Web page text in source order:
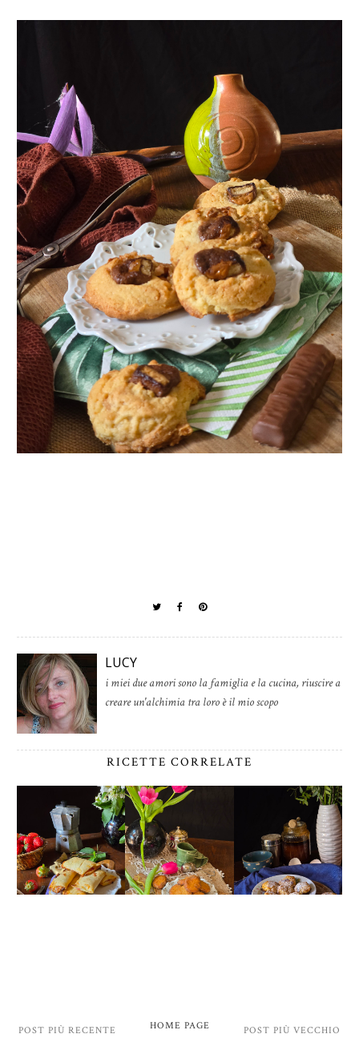
LUCY
i miei due amori sono la famiglia e la cucina, riuscire a
creare un'alchimia tra loro è il mio scopo
RICETTE CORRELATE
POST PIÙ RECENTE POST PIÙ VECCHIO
HOME PAGE